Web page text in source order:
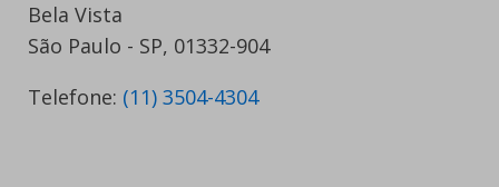
Bela Vista
São Paulo - SP, 01332-904
Telefone: (11) 3504-4304